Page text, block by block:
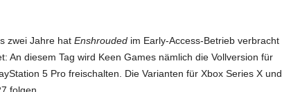
zwei Jahre hat Enshroudedim Early-Access-Betrieb verbracht
An diesem Tag wird Keen Games nämlich die Vollversion für
5 Pro freischalten. Die Varianten für Xbox Series X und